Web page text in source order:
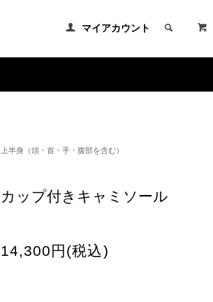
マイアカウント
上半身（頭・首・手・腹部を含む）
カップ付きキャミソール
14,300円(税込)